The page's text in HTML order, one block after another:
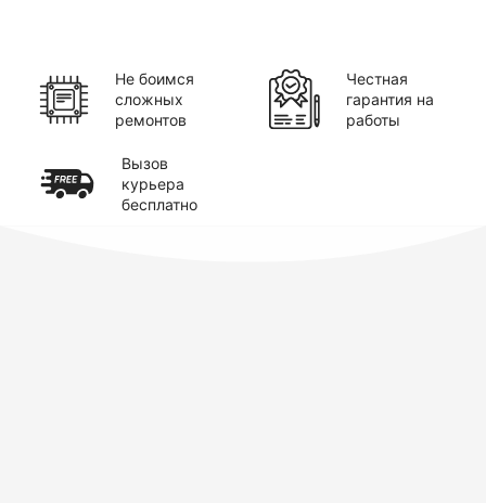
Не боимся
сложных
ремонтов
Честная
гарантия на
работы
Вызов
курьера
бесплатно